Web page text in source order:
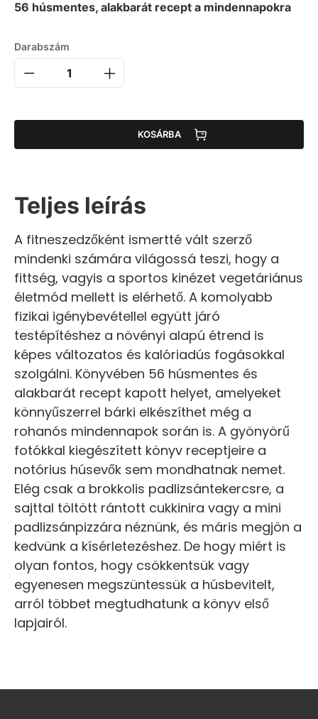
56 húsmentes, alakbarát recept a mindennapokra
Darabszám
KOSÁRBA
Teljes leírás
A fitneszedzőként ismertté vált szerző
mindenki számára világossá teszi, hogy a
fittség, vagyis a sportos kinézet vegetáriánus
életmód mellett is elérhető. A komolyabb
fizikai igénybevétellel együtt járó
testépítéshez a növényi alapú étrend is
képes változatos és kalóriadús fogásokkal
szolgálni. Könyvében 56 húsmentes és
alakbarát recept kapott helyet, amelyeket
könnyűszerrel bárki elkészíthet még a
rohanós mindennapok során is. A gyönyörű
fotókkal kiegészített könyv receptjeire a
notórius húsevők sem mondhatnak nemet.
Elég csak a brokkolis padlizsántekercsre, a
sajttal töltött rántott cukkinira vagy a mini
padlizsánpizzára néznünk, és máris megjön a
kedvünk a kísérletezéshez. De hogy miért is
olyan fontos, hogy csökkentsük vagy
egyenesen megszüntessük a húsbevitelt,
arról többet megtudhatunk a könyv első
lapjairól.